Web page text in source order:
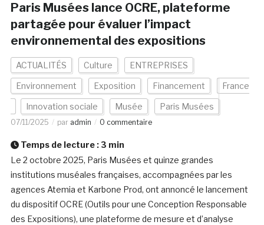
Paris Musées lance OCRE, plateforme
partagée pour évaluer l’impact
environnemental des expositions
ACTUALITÉS Culture ENTREPRISES
Environnement Exposition Financement France
Innovation sociale Musée Paris Musées
07/11/2025 par admin 0 commentaire
Temps de lecture : 3 min
Le 2 octobre 2025, Paris Musées et quinze grandes
institutions muséales françaises, accompagnées par les
agences Atemia et Karbone Prod, ont annoncé le lancement
du dispositif OCRE (Outils pour une Conception Responsable
des Expositions), une plateforme de mesure et d’analyse